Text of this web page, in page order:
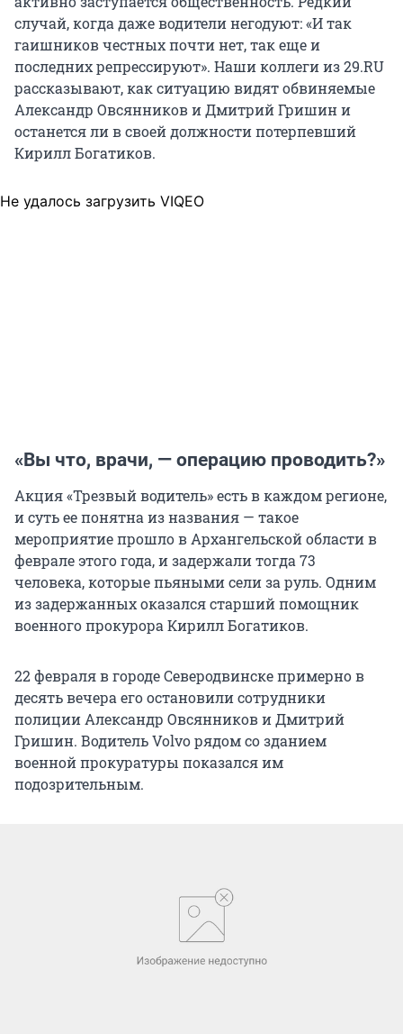
случай, когда даже водители негодуют: «И так
гаишников честных почти нет, так еще и
последних репрессируют». Наши коллеги из 29.RU
рассказывают, как ситуацию видят обвиняемые
Александр Овсянников и Дмитрий Гришин и
останется ли в своей должности потерпевший
Кирилл Богатиков.
Не удалось загрузить VIQEO
«Вы что, врачи, — операцию проводить?»
Акция «Трезвый водитель» есть в каждом регионе,
и суть ее понятна из названия — такое
мероприятие прошло в Архангельской области в
феврале этого года, и задержали тогда 73
человека, которые пьяными сели за руль. Одним
из задержанных оказался старший помощник
военного прокурора Кирилл Богатиков.
22 февраля в городе Северодвинске примерно в
десять вечера его остановили сотрудники
полиции Александр Овсянников и Дмитрий
Гришин. Водитель Volvo рядом со зданием
военной прокуратуры показался им
подозрительным.